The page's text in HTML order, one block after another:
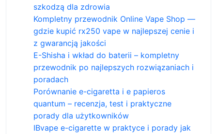
szkodzą dla zdrowia
Kompletny przewodnik Online Vape Shop —
gdzie kupić rx250 vape w najlepszej cenie i
z gwarancją jakości
E-Shisha i wkład do baterii – kompletny
przewodnik po najlepszych rozwiązaniach i
poradach
Porównanie e-cigaretta i e papieros
quantum – recenzja, test i praktyczne
porady dla użytkowników
IBvape e-cigarette w praktyce i porady jak